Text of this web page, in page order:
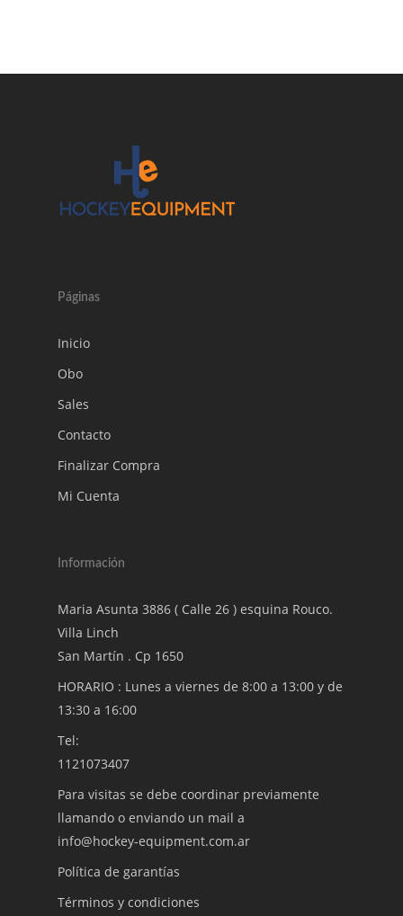
Páginas
Inicio
Obo
Sales
Contacto
Finalizar Compra
Mi Cuenta
Información
Maria Asunta 3886 ( Calle 26 ) esquina Rouco.
Villa Linch
San Martín . Cp 1650
HORARIO : Lunes a viernes de 8:00 a 13:00 y de
13:30 a 16:00
Tel:
1121073407
Para visitas se debe coordinar previamente
llamando o enviando un mail a
info@hockey-equipment.com.ar
Política de garantías
Términos y condiciones